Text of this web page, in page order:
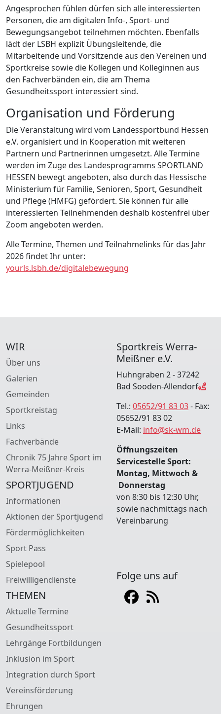
Angesprochen fühlen dürfen sich alle interessierten
Personen, die am digitalen Info-, Sport- und
Bewegungsangebot teilnehmen möchten. Ebenfalls
lädt der LSBH explizit Übungsleitende, die
Mitarbeitende und Vorsitzende aus den Vereinen und
Sportkreise sowie die Kollegen und Kolleginnen aus
den Fachverbänden ein, die am Thema
Gesundheitssport interessiert sind.
Organisation und Förderung
Die Veranstaltung wird vom Landessportbund Hessen
e.V. organisiert und in Kooperation mit weiteren
Partnern und Partnerinnen umgesetzt. Alle Termine
werden im Zuge des Landesprogramms SPORTLAND
HESSEN bewegt angeboten, also durch das Hessische
Ministerium für Familie, Senioren, Sport, Gesundheit
und Pflege (HMFG) gefördert. Sie können für alle
interessierten Teilnehmenden deshalb kostenfrei über
Zoom angeboten werden.
Alle Termine, Themen und Teilnahmelinks für das Jahr
2026 findet Ihr unter:
yourls.lsbh.de/digitalebewegung
WIR
Über uns
Galerien
Gemeinden
Sportkreistag
Links
Fachverbände
Chronik 75 Jahre Sport im
Werra-Meißner-Kreis
SPORTJUGEND
Informationen
Aktionen der Sportjugend
Fördermöglichkeiten
Sport Pass
Spielepool
Freiwilligendienste
THEMEN
Aktuelle Termine
Gesundheitssport
Lehrgänge Fortbildungen
Inklusion im Sport
Integration durch Sport
Vereinsförderung
Ehrungen
Sportkreis Werra-
Meißner e.V.
Huhngraben 2 - 37242
Bad Sooden-Allendorf
Tel.: 05652/91 83 03- Fax:
05652/91 83 02
E-Mail: info@sk-wm.de
Öffnungszeiten
Servicestelle Sport:
Montag, Mittwoch &
Donnerstag
von 8:30 bis 12:30 Uhr,
sowie nachmittags nach
Vereinbarung
Folge uns auf